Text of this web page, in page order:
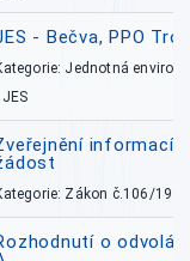
- Bečva, PPO
Jednotná
JES
informací
Zákon č.106/1999
o